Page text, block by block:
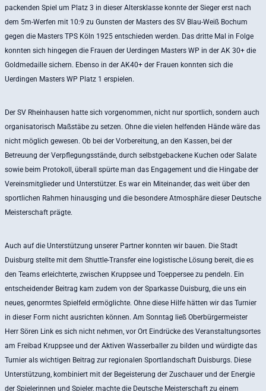
packenden Spiel um Platz 3 in dieser Altersklasse konnte der Sieger erst nach
dem 5m-Werfen mit 10:9 zu Gunsten der Masters des SV Blau-Weiß Bochum
gegen die Masters TPS Köln 1925 entschieden werden. Das dritte Mal in Folge
konnten sich hingegen die Frauen der Uerdingen Masters WP in der AK 30+ die
Goldmedaille sichern. Ebenso in der AK40+ der Frauen konnten sich die
Uerdingen Masters WP Platz 1 erspielen.
Der SV Rheinhausen hatte sich vorgenommen, nicht nur sportlich, sondern auch
organisatorisch Maßstäbe zu setzen. Ohne die vielen helfenden Hände wäre das
nicht möglich gewesen. Ob bei der Vorbereitung, an den Kassen, bei der
Betreuung der Verpflegungsstände, durch selbstgebackene Kuchen oder Salate
sowie beim Protokoll, überall spürte man das Engagement und die Hingabe der
Vereinsmitglieder und Unterstützer. Es war ein Miteinander, das weit über den
sportlichen Rahmen hinausging und die besondere Atmosphäre dieser Deutsche
Meisterschaft prägte.
Auch auf die Unterstützung unserer Partner konnten wir bauen. Die Stadt
Duisburg stellte mit dem Shuttle-Transfer eine logistische Lösung bereit, die es
den Teams erleichterte, zwischen Kruppsee und Toeppersee zu pendeln. Ein
entscheidender Beitrag kam zudem von der Sparkasse Duisburg, die uns ein
neues, genormtes Spielfeld ermöglichte. Ohne diese Hilfe hätten wir das Turnier
in dieser Form nicht ausrichten können. Am Sonntag ließ Oberbürgermeister
Herr Sören Link es sich nicht nehmen, vor Ort Eindrücke des Veranstaltungsortes
am Freibad Kruppsee und der Aktiven Wasserballer zu bilden und würdigte das
Turnier als wichtigen Beitrag zur regionalen Sportlandschaft Duisburgs. Diese
Unterstützung, kombiniert mit der Begeisterung der Zuschauer und der Energie
der Spielerinnen und Spieler, machte die Deutsche Meisterschaft zu einem